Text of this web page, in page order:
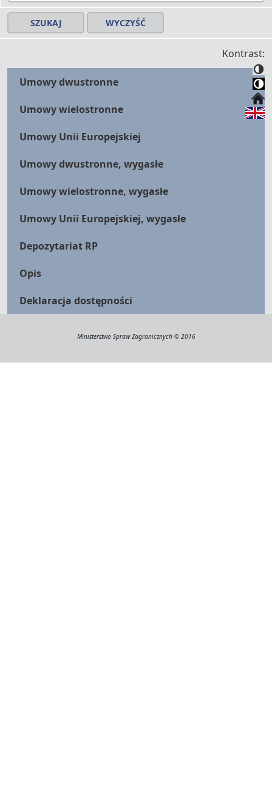
Kontrast:
Umowy dwustronne
Umowy wielostronne
Umowy Unii Europejskiej
Umowy dwustronne, wygasłe
Umowy wielostronne, wygasłe
Umowy Unii Europejskiej, wygasłe
Depozytariat RP
Opis
Deklaracja dostępności
Ministerstwo Spraw Zagranicznych © 2016